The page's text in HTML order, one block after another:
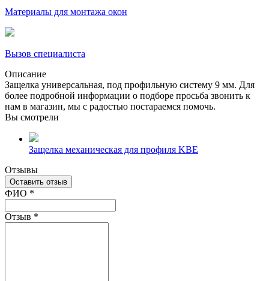
Материалы для монтажа окон
Вызов специалиста
Описание
Защелка универсальная, под профильную систему 9 мм. Для
более подробной информации о подборе просьба звонить к
нам в магазин, мы с радостью постараемся помочь.
Вы смотрели
Защелка механическая для профиля KBE
Отзывы
Оставить отзыв
Ваш отзыв был отправлен!
ФИО *
Отзыв *